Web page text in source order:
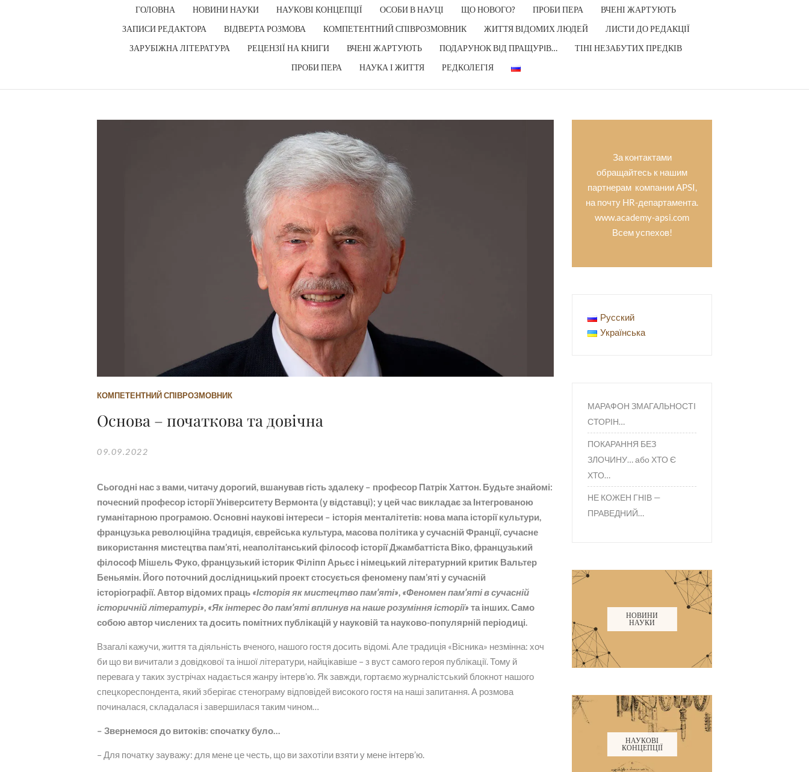
ГОЛОВНА НОВИНИ НАУКИ НАУКОВІ КОНЦЕПЦІЇ ОСОБИ В НАУЦІ ЩО НОВОГО? ПРОБИ ПЕРА
ВЧЕНІ ЖАРТУЮТЬ
ЗАПИСИ РЕДАКТОРА
ВІДВЕРТА РОЗМОВА КОМПЕТЕНТНИЙ СПІВРОЗМОВНИК ЖИТТЯ ВІДОМИХ ЛЮДЕЙ
ЛИСТИ ДО РЕДАКЦІЇ
ЗАРУБІЖНА ЛІТЕРАТУРА
РЕЦЕНЗІЇ НА КНИГИ ВЧЕНІ ЖАРТУЮТЬ ПОДАРУНОК ВIД ПРАЩУРIВ…
ТІНІ НЕЗАБУТИХ ПРЕДКІВ
ПРОБИ ПЕРА
НАУКА І ЖИТТЯ РЕДКОЛЕГІЯ
КОМПЕТЕНТНИЙ СПІВРОЗМОВНИК
Основа – початкова та довічна
09.09.2022
Сьогодні нас з вами, читачу дорогий, вшанував гість здалеку – професор Патрік Хаттон. Будьте знайомі:
почесний професор історії Університету Вермонта (у відставці); у цей час викладає за Інтегрованою
гуманітарною програмою. Основні наукові інтереси – історія менталітетів: нова мапа історії культури,
французька революційна традиція, єврейська культура, масова політика у сучасній Франції, сучасне
використання мистецтва пам’яті, неаполітанський філософ історії Джамбаттіста Віко, французький
філософ Мішель Фуко, французький історик Філіпп Арьєс і німецький літературний критик Вальтер
Беньямін. Його поточний дослідницький проект стосується феномену пам’яті у сучасній
історіографії. Автор відомих праць «Історія як мистецтво пам’яті», «Феномен пам’яті в сучасній
історичній літературі», «Як інтерес до пам’яті вплинув на наше розуміння історії» та інших. Само
собою автор числених та досить помітних публікацій у науковій та науково-популярній періодиці.
Взагалі кажучи, життя та діяльність вченого, нашого гостя досить відомі. Але традиція «Вісника» незмінна: хоч
би що ви вичитали з довідкової та іншої літератури, найцікавіше – з вуст самого героя публікації. Тому й
перевага у таких зустрічах надається жанру інтерв’ю. Як завжди, гортаємо журналістський блокнот нашого
спецкореспондента, який зберігає стенограму відповідей високого гостя на наші запитання. А розмова
починалася, складалася і завершилася таким чином…
– Звернемося до витоків: спочатку було…
– Для початку зауважу: для мене це честь, що ви захотіли взяти у мене інтерв’ю.
За контактами
обращайтесь к нашим
партнерам компании APSI,
на почту HR-департамента.
www.academy-apsi.com
Всем успехов!
Русский
Українська
МАРАФОН ЗМАГАЛЬНОСТІ
СТОРІН…
ПОКАРАННЯ БЕЗ
ЗЛОЧИНУ… або ХТО Є
ХТО…
НЕ КОЖЕН ГНІВ —
ПРАВЕДНИЙ…
НОВИНИ
НАУКИ
НАУКОВІ
КОНЦЕПЦІЇ